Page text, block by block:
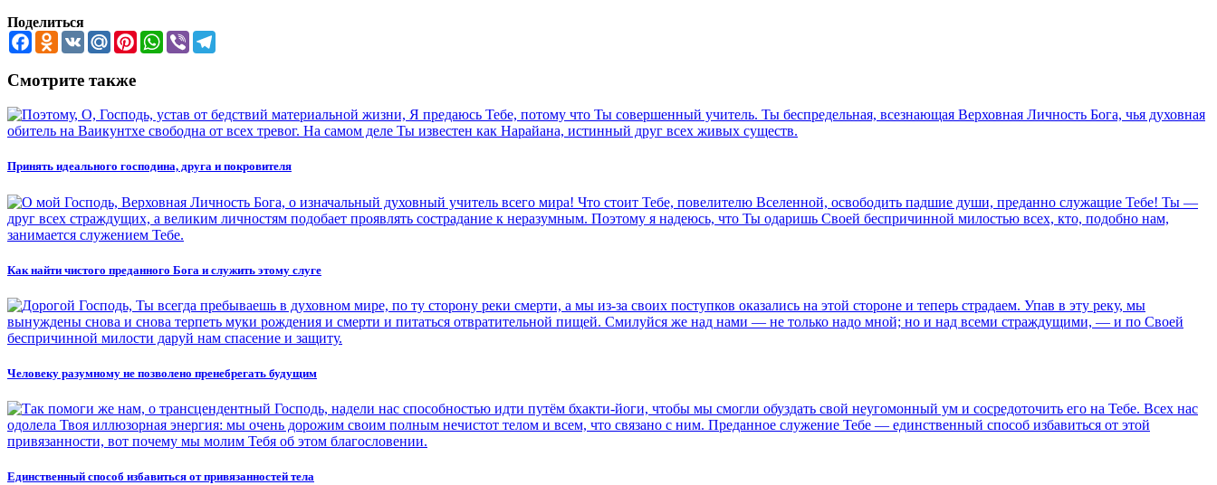
Поделиться
FacebookOdnoklassniki
VK Mail.RuPinterestWhatsApp
Viber
Смотрите также
Принять идеального господина, друга и покровителя
Как найти чистого преданного Бога и служить этому слуге
Человеку разумному не позволено пренебрегать будущим
Единственный способ избавиться от привязанностей тела